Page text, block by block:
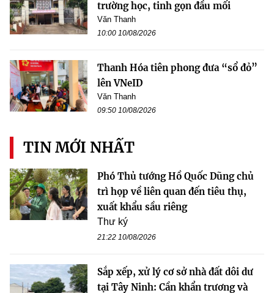
trường học, tinh gọn đầu mối
Văn Thanh
10:00 10/08/2026
Thanh Hóa tiên phong đưa “sổ đỏ”
lên VNeID
Văn Thanh
09:50 10/08/2026
TIN MỚI NHẤT
Phó Thủ tướng Hồ Quốc Dũng chủ
trì họp về liên quan đến tiêu thụ,
xuất khẩu sầu riêng
Thư ký
21:22 10/08/2026
Sắp xếp, xử lý cơ sở nhà đất dôi dư
tại Tây Ninh: Cần khẩn trương và